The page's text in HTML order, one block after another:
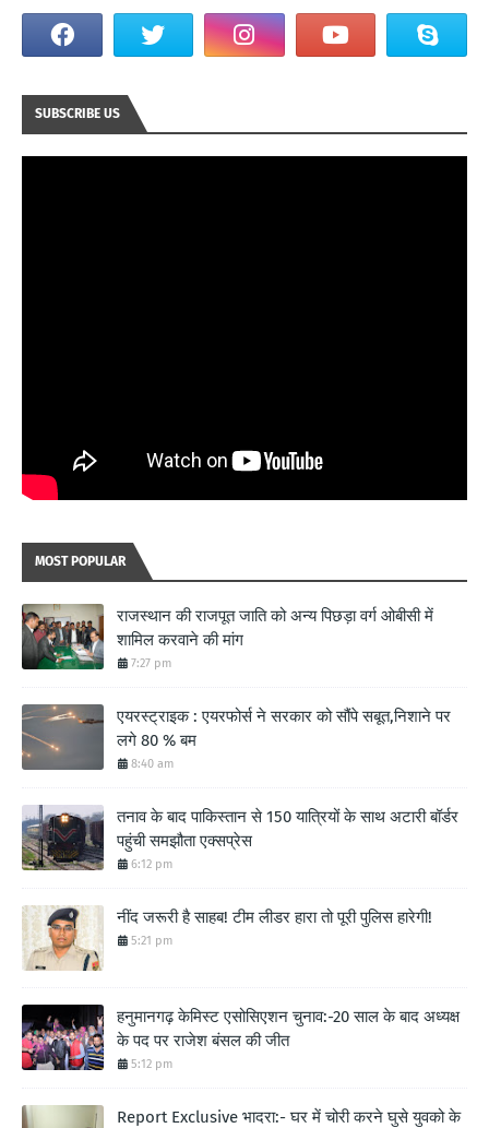
SUBSCRIBE US
MOST POPULAR
राजस्थान की राजपूत जाति को अन्य पिछड़ा वर्ग ओबीसी में
शामिल करवाने की मांग
7:27 pm
एयरस्ट्राइक : एयरफोर्स ने सरकार को सौंपे सबूत,निशाने पर
लगे 80 % बम
8:40 am
तनाव के बाद पाकिस्तान से 150 यात्रियों के साथ अटारी बॉर्डर
पहुंची समझौता एक्सप्रेस
6:12 pm
नींद जरूरी है साहब! टीम लीडर हारा तो पूरी पुलिस हारेगी!
5:21 pm
हनुमानगढ़ केमिस्ट एसोसिएशन चुनाव:-20 साल के बाद अध्यक्ष
के पद पर राजेश बंसल की जीत
5:12 pm
Report Exclusive भादरा:- घर में चोरी करने घुसे युवको के